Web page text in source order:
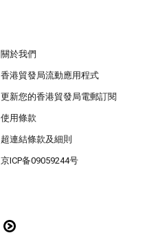
關於我們
香港貿發局流動應用程式
更新您的香港貿發局電郵訂閱
使用條款
超連結條款及細則
京ICP备09059244号